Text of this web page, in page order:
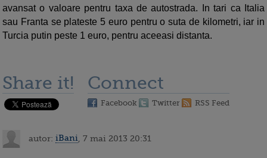
avansat o valoare pentru taxa de autostrada. In tari ca Italia
sau Franta se plateste 5 euro pentru o suta de kilometri, iar in
Turcia putin peste 1 euro, pentru aceeasi distanta.
Share it! Connect
Facebook Twitter RSS Feed
autor: iBani , 7 mai 2013 20:31